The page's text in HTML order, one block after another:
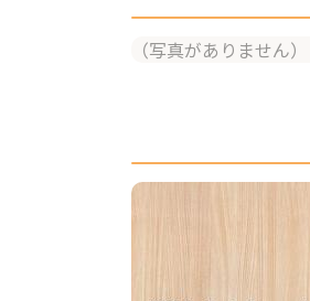
（写真がありません）